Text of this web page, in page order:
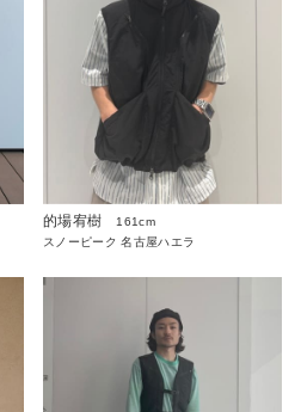
的場宥樹
161cm
スノーピーク 名古屋ハエラ